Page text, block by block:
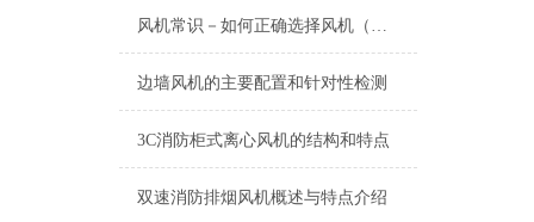
风机常识－如何正确选择风机（一）
边墙风机的主要配置和针对性检测
3C消防柜式离心风机的结构和特点
双速消防排烟风机概述与特点介绍